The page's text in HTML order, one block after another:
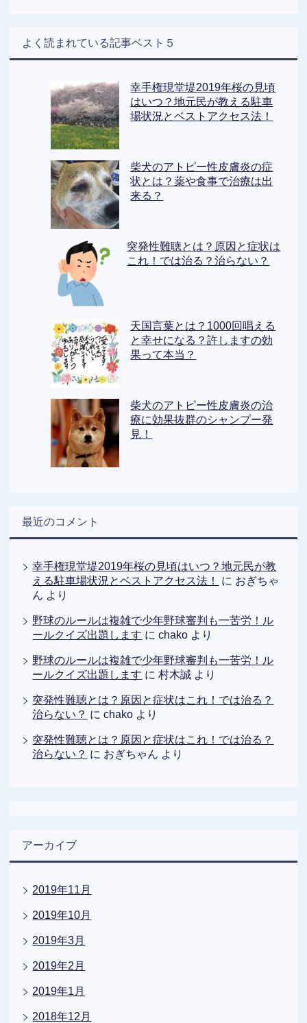
よく読まれている記事ベスト５
幸手権現堂堤2019年桜の見頃
はいつ？地元民が教える駐車
場状況とベストアクセス法！
柴犬のアトピー性皮膚炎の症
状とは？薬や食事で治療は出
来る？
突発性難聴とは？原因と症状は
これ！では治る？治らない？
天国言葉とは？1000回唱える
と幸せになる？許しますの効
果って本当？
柴犬のアトピー性皮膚炎の治
療に効果抜群のシャンプー発
見！
最近のコメント
幸手権現堂堤2019年桜の見頃はいつ？地元民が教
える駐車場状況とベストアクセス法！
に おぎちゃ
ん より
野球のルールは複雑で少年野球審判も一苦労！ル
ールクイズ出題します にchako より
野球のルールは複雑で少年野球審判も一苦労！ル
ールクイズ出題します に村木誠 より
突発性難聴とは？原因と症状はこれ！では治る？
治らない？ にchako より
突発性難聴とは？原因と症状はこれ！では治る？
治らない？ に おぎちゃん より
アーカイブ
2019年11月
2019年10月
2019年3月
2019年2月
2019年1月
2018年12月